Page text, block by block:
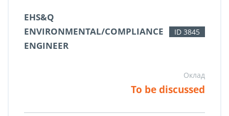
EHS&Q
ENVIRONMENTAL/COMPLIANCE
ENGINEER
ID 3845
Оклад
To be discussed